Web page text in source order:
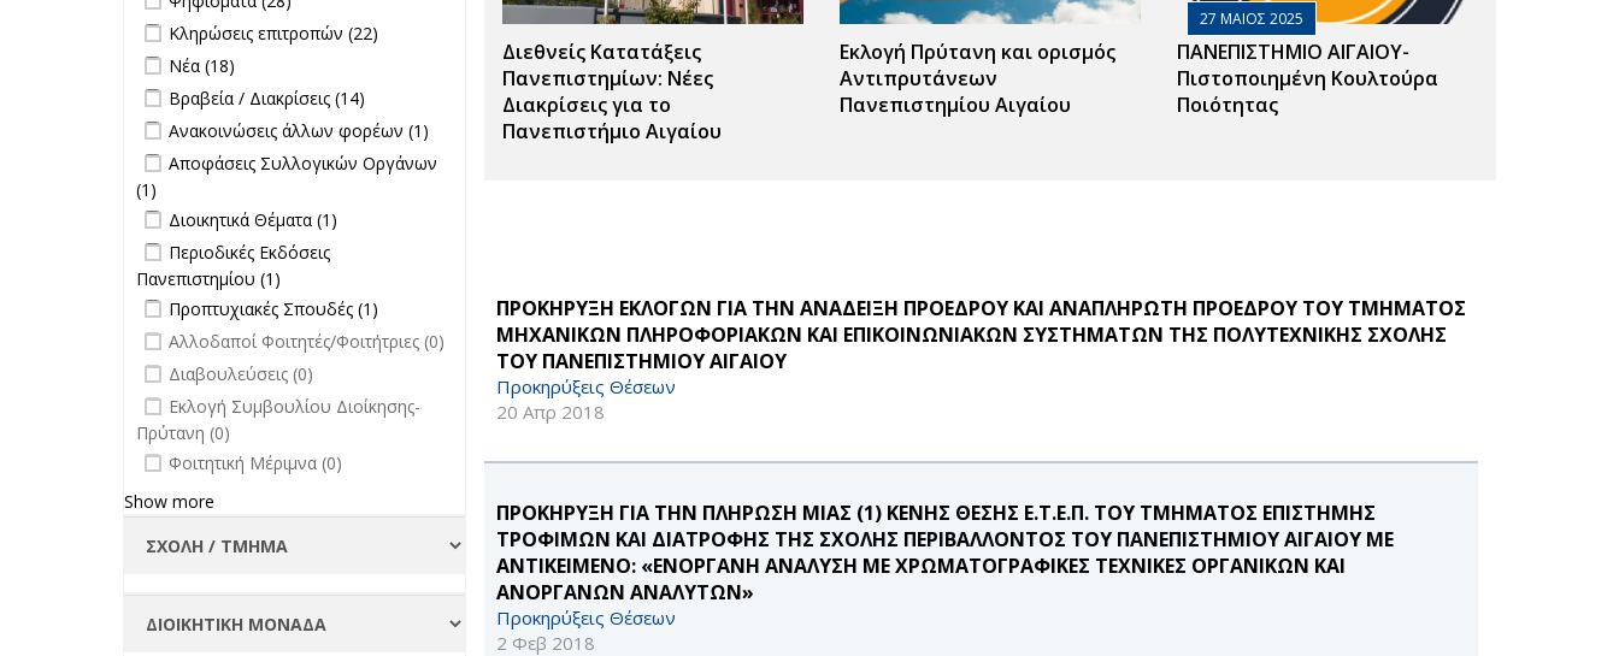
Διεθνείς Κατατάξεις
Πανεπιστημίων: Νέες
Διακρίσεις για το
Πανεπιστήμιο Αιγαίου
Εκλογή Πρύτανη και ορισμός
Αντιπρυτάνεων
Πανεπιστημίου Αιγαίου
27 ΜΑΙΟΣ 2025
ΠΑΝΕΠΙΣΤΗΜΙΟ ΑΙΓΑΙΟΥ-
Πιστοποιημένη Κουλτούρα
Ποιότητας
ΠΡΟΚΗΡΥΞΗ ΕΚΛΟΓΩΝ ΓΙΑ ΤΗΝ ΑΝΑΔΕΙΞΗ ΠΡΟΕΔΡΟΥ ΚΑΙ ΑΝΑΠΛΗΡΩΤΗ ΠΡΟΕΔΡΟΥ ΤΟΥ ΤΜΗΜΑΤΟΣ
ΜΗΧΑΝΙΚΩΝ ΠΛΗΡΟΦΟΡΙΑΚΩΝ ΚΑΙ ΕΠΙΚΟΙΝΩΝΙΑΚΩΝ ΣΥΣΤΗΜΑΤΩΝ ΤΗΣ ΠΟΛΥΤΕΧΝΙΚΗΣ ΣΧΟΛΗΣ
ΤΟΥ ΠΑΝΕΠΙΣΤΗΜΙΟΥ ΑΙΓΑΙΟΥ
Προκηρύξεις Θέσεων
20 Απρ 2018
ΠΡΟΚΗΡΥΞΗ ΓΙΑ ΤΗΝ ΠΛΗΡΩΣΗ ΜΙΑΣ (1) ΚΕΝΗΣ ΘΕΣΗΣ Ε.Τ.Ε.Π. ΤΟΥ ΤΜΗΜΑΤΟΣ ΕΠΙΣΤΗΜΗΣ
ΤΡΟΦΙΜΩΝ ΚΑΙ ΔΙΑΤΡΟΦΗΣ ΤΗΣ ΣΧΟΛΗΣ ΠΕΡΙΒΑΛΛΟΝΤΟΣ ΤΟΥ ΠΑΝΕΠΙΣΤΗΜΙΟΥ ΑΙΓΑΙΟΥ ΜΕ
ΑΝΤΙΚΕΙΜΕΝΟ: «ΕΝΟΡΓΑΝΗ ΑΝΑΛΥΣΗ ΜΕ ΧΡΩΜΑΤΟΓΡΑΦΙΚΕΣ ΤΕΧΝΙΚΕΣ ΟΡΓΑΝΙΚΩΝ ΚΑΙ
ΑΝΟΡΓΑΝΩΝ ΑΝΑΛΥΤΩΝ»
Προκηρύξεις Θέσεων
2 Φεβ 2018
Σπουδές filter
Apply Κληρώσεις επιτροπών filter
Κληρώσεις επιτροπών (22)
Apply Νέα filter
Νέα (18)
Apply Βραβεία / Διακρίσεις filter
Βραβεία / Διακρίσεις (14)
Διακρίσεις
filter
Apply Ανακοινώσεις άλλων φορέων
filter
Ανακοινώσεις άλλων φορέων (1)
άλλων
Apply Αποφάσεις Συλλογικών
Οργάνων filter
Αποφάσεις Συλλογικών Οργάνων
(1)
Οργάνων filter
Apply Διοικητικά Θέματα filter
Διοικητικά Θέματα (1)
Apply Περιοδικές Εκδόσεις
Πανεπιστημίου filter
Περιοδικές Εκδόσεις
Πανεπιστημίου (1)
Εκδόσεις
Πανεπιστημίου filter
Apply Προπτυχιακές Σπουδές filter
Προπτυχιακές Σπουδές (1)
Σπουδές filter
undefined
Αλλοδαποί Φοιτητές/Φοιτήτριες (0)
undefined
Διαβουλεύσεις (0)
undefined
Εκλογή Συμβουλίου Διοίκησης-
Πρύτανη (0)
undefined
Φοιτητική Μέριμνα (0)
Show more